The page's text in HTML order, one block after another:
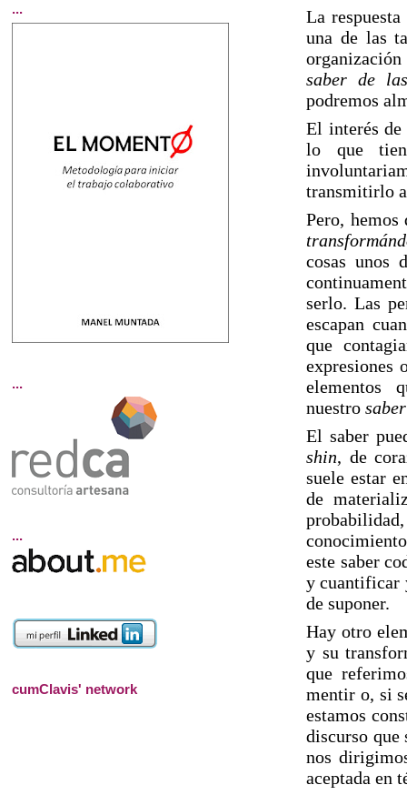
La
una de las
saber de
podremos
El interés de
lo que
transmitirlo
Pero,
cosas unos
serlo. Las
escapan
que
expresiones
elementos
nuestrosaber
El saber
shin, de
suele estar
de
este saber
y cuantificar
de suponer.
Hay otro
y su
que
mentir o, si
estamos
discurso que
nos
aceptada en
...
...
...
cumClavis' network